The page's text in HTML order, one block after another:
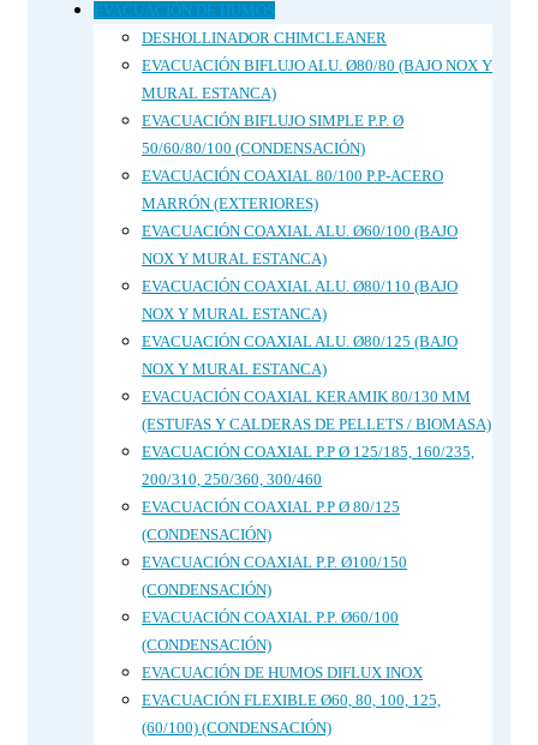
EVACUACIÓN DE HUMOS
DESHOLLINADOR CHIMCLEANER
EVACUACIÓN BIFLUJO ALU. Ø80/80 (BAJO NOX Y
MURAL ESTANCA)
EVACUACIÓN BIFLUJO SIMPLE P.P. Ø
50/60/80/100 (CONDENSACIÓN)
EVACUACIÓN COAXIAL 80/100 P.P-ACERO
MARRÓN (EXTERIORES)
EVACUACIÓN COAXIAL ALU. Ø60/100 (BAJO
NOX Y MURAL ESTANCA)
EVACUACIÓN COAXIAL ALU. Ø80/110 (BAJO
NOX Y MURAL ESTANCA)
EVACUACIÓN COAXIAL ALU. Ø80/125 (BAJO
NOX Y MURAL ESTANCA)
EVACUACIÓN COAXIAL KERAMIK 80/130 MM
(ESTUFAS Y CALDERAS DE PELLETS / BIOMASA)
EVACUACIÓN COAXIAL P.P Ø 125/185, 160/235,
200/310, 250/360, 300/460
EVACUACIÓN COAXIAL P.P Ø 80/125
(CONDENSACIÓN)
EVACUACIÓN COAXIAL P.P. Ø100/150
(CONDENSACIÓN)
EVACUACIÓN COAXIAL P.P. Ø60/100
(CONDENSACIÓN)
EVACUACIÓN DE HUMOS DIFLUX INOX
EVACUACIÓN FLEXIBLE Ø60, 80, 100, 125,
(60/100) (CONDENSACIÓN)